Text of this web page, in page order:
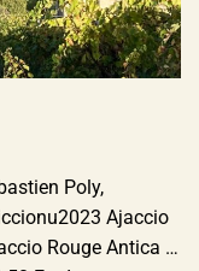
Poly,
Ajaccio
Rouge Antica €